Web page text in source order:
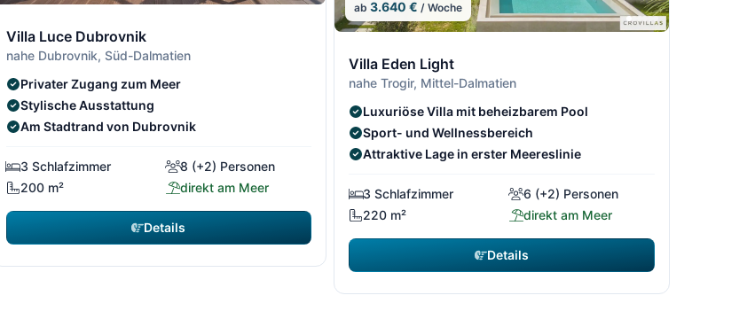
1/306
2/306
Villa Luce Dubrovnik
nahe Dubrovnik, Süd-Dalmatien
Privater Zugang zum Meer
Stylische Ausstattung
Am Stadtrand von Dubrovnik
3 Schlafzimmer
8 (+2) Personen
200 m²
direkt am Meer
Details
ab3.640 € / Woche
Villa Eden Light
nahe Trogir, Mittel-Dalmatien
Luxuriöse Villa mit beheizbarem Pool
Sport- und Wellnessbereich
Attraktive Lage in erster Meereslinie
3 Schlafzimmer
6 (+2) Personen
220 m²
direkt am Meer
Details